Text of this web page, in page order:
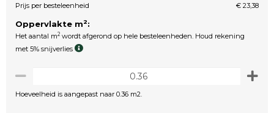
Prijs per besteleenheid € 23,38
Oppervlakte m2:
Het aantal m2 wordt afgerond op hele besteleenheden. Houd rekening
met 5% snijverlies
Hoeveelheid is aangepast naar 0.36 m2.